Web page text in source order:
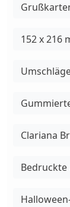
152 x 216
Clariana
Bedruckte